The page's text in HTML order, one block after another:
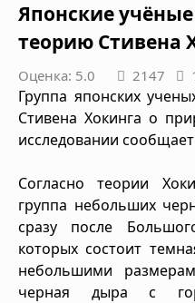
Японские
теорию Стивена
Оценка: 5.0 2147
Группа японских
Стивена Хокинга о
исследовании
Согласно теории
группа небольших
сразу после
которых состоит
небольшими
черная дыра с